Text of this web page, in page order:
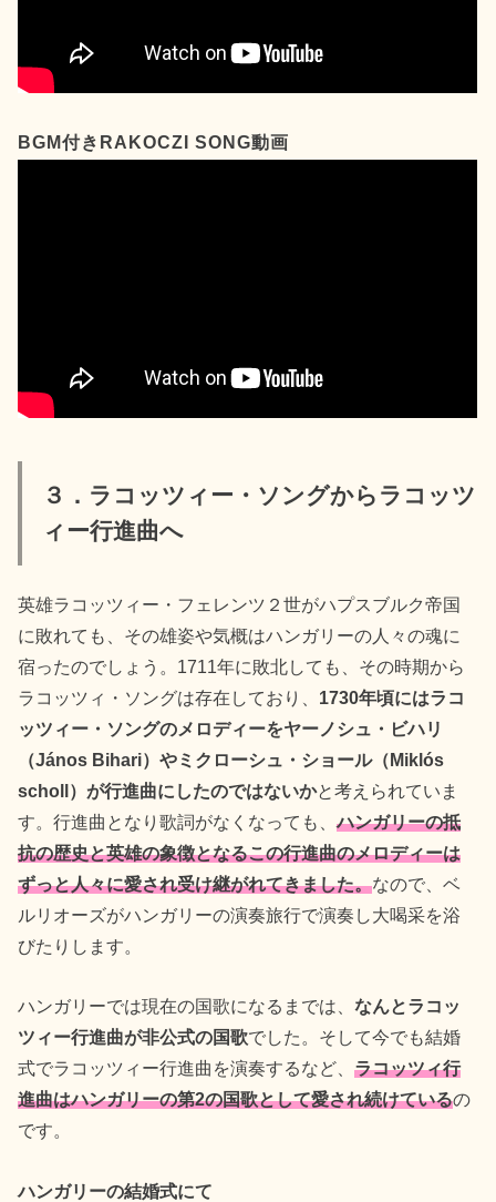
BGM付きRAKOCZI SONG動画
３．ラコッツィー・ソングからラコッツ
ィー行進曲へ
英雄ラコッツィー・フェレンツ２世がハプスブルク帝国
に敗れても、その雄姿や気概はハンガリーの人々の魂に
宿ったのでしょう。1711年に敗北しても、その時期から
ラコッツィ・ソングは存在しており、 1730年頃にはラコ
ッツィー・ソングのメロディーをヤーノシュ・ビハリ
（János Bihari）やミクローシュ・ショール（Miklós
scholl）が行進曲にしたのではないかと考えられていま
す。行進曲となり歌詞がなくなっても、ハンガリーの抵
抗の歴史と英雄の象徴となるこの行進曲のメロディーは
ずっと人々に愛され受け継がれてきました。なので、ベ
ルリオーズがハンガリーの演奏旅行で演奏し大喝采を浴
びたりします。
ハンガリーでは現在の国歌になるまでは、なんとラコッ
ツィー行進曲が非公式の国歌でした。そして今でも結婚
式でラコッツィー行進曲を演奏するなど、ラコッツィ行
進曲はハンガリーの第2の国歌として愛され続けているの
です。
ハンガリーの結婚式にて